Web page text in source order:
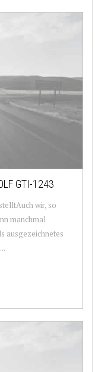
GTI-1243
wir, so
manchmal
ausgezeichnetes